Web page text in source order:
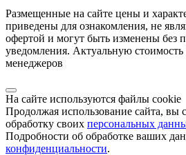
Размещенные на сайте цены и
приведены для ознакомления, не
офертой и могут быть изменены без
уведомления. Актуальную стоимость
менеджеров
На сайте используются файлы cookie
Продолжая использование сайта, вы
обработку своих персональных
Подробности об обработке ваших
конфиденциальности.